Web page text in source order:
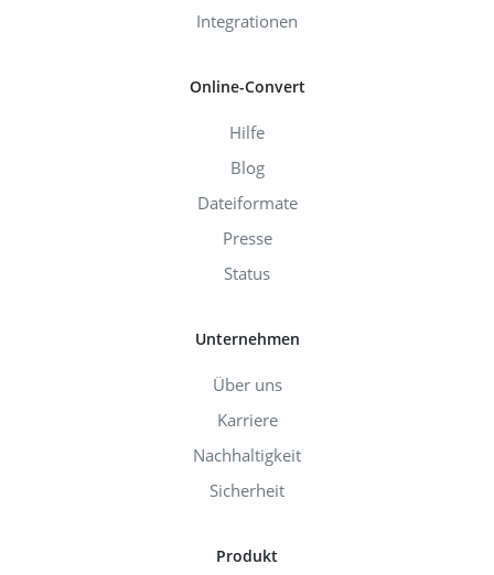
Integrationen
Online-Convert
Hilfe
Blog
Dateiformate
Presse
Status
Unternehmen
Über uns
Karriere
Nachhaltigkeit
Sicherheit
Produkt